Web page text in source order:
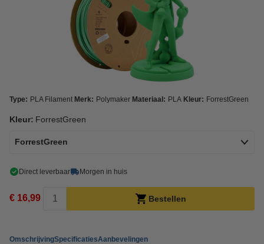
Type: PLA Filament Merk: Polymaker Materiaal: PLA Kleur: ForrestGreen
Kleur: ForrestGreen
ForrestGreen
Direct leverbaar Morgen in huis
€ 16,99 Bestellen
OmschrijvingSpecificatiesAanbevelingen